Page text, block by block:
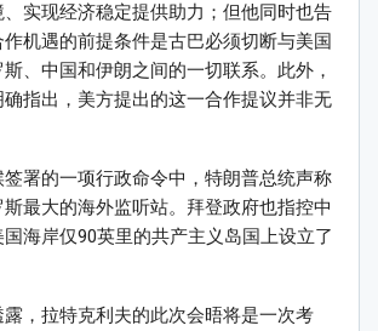
实现经济稳定提供助力；但他同时也告
机遇的前提条件是古巴必须切断与美国
、中国和伊朗之间的一切联系。此外，
指出，美方提出的这一合作提议并非无
署的一项行政命令中，特朗普总统声称
最大的海外监听站。拜登政府也指控中
海岸仅90英里的共产主义岛国上设立了
，拉特克利夫的此次会晤将是一次考